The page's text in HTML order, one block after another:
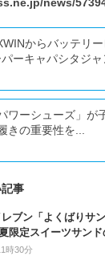
からバッテリ
ーキャパシタジャ
ワーシューズ」が
きの重要性を...
事
レブン「よくばりサ
限定スイーツサン
時30分